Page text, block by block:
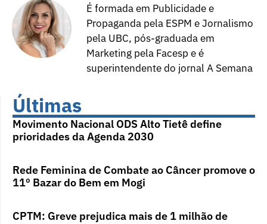
É formada em Publicidade e
Propaganda pela ESPM e Jornalismo
pela UBC, pós-graduada em
Marketing pela Facesp e é
superintendente do jornal A Semana
Últimas
Movimento Nacional ODS Alto Tietê define
prioridades da Agenda 2030
Rede Feminina de Combate ao Câncer promove o
11º Bazar do Bem em Mogi
CPTM: Greve prejudica mais de 1 milhão de